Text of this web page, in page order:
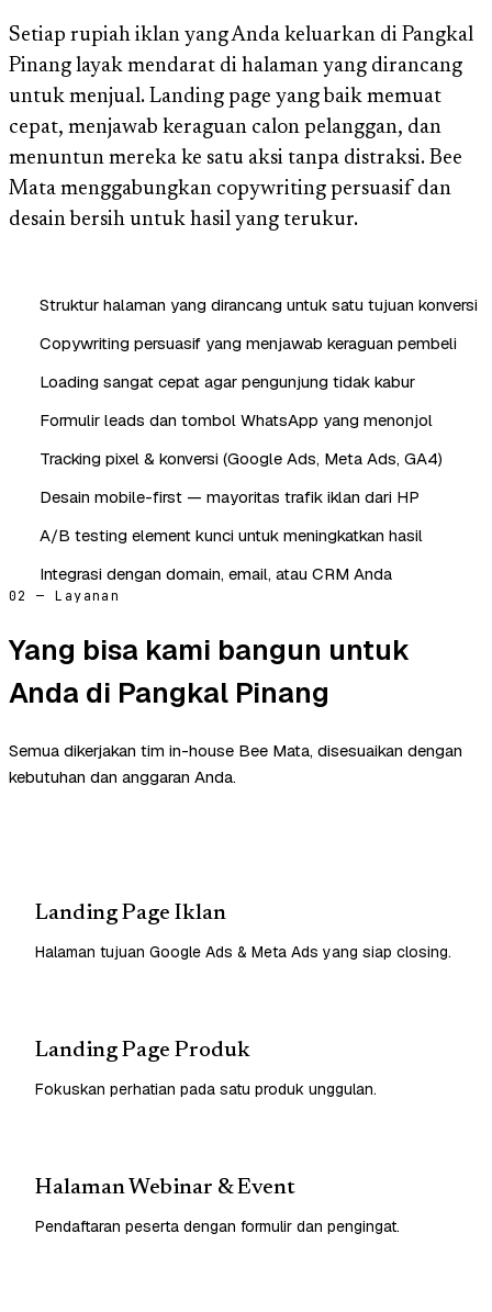
Setiap rupiah iklan yang Anda keluarkan di Pangkal
Pinang layak mendarat di halaman yang dirancang
untuk menjual. Landing page yang baik memuat
cepat, menjawab keraguan calon pelanggan, dan
menuntun mereka ke satu aksi tanpa distraksi. Bee
Mata menggabungkan copywriting persuasif dan
desain bersih untuk hasil yang terukur.
Struktur halaman yang dirancang untuk satu tujuan konversi
Copywriting persuasif yang menjawab keraguan pembeli
Loading sangat cepat agar pengunjung tidak kabur
Formulir leads dan tombol WhatsApp yang menonjol
Tracking pixel & konversi (Google Ads, Meta Ads, GA4)
Desain mobile-first — mayoritas trafik iklan dari HP
A/B testing element kunci untuk meningkatkan hasil
Integrasi dengan domain, email, atau CRM Anda
02 — Layanan
Yang bisa kami bangun untuk
Anda di Pangkal Pinang
Semua dikerjakan tim in-house Bee Mata, disesuaikan dengan
kebutuhan dan anggaran Anda.
Landing Page Iklan
Halaman tujuan Google Ads & Meta Ads yang siap closing.
Landing Page Produk
Fokuskan perhatian pada satu produk unggulan.
Halaman Webinar & Event
Pendaftaran peserta dengan formulir dan pengingat.